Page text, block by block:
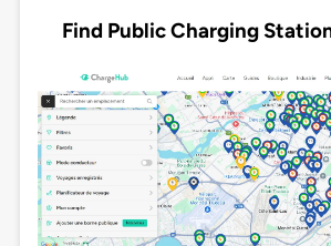
Find Public Charging